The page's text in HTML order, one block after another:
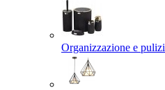
Organizzazione e